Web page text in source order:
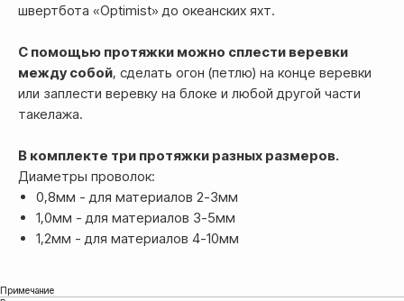
швертбота «Optimist» до океанских яхт.
С помощью протяжки можно сплести веревки
между собой, сделать огон (петлю) на конце веревки
или заплести веревку на блоке и любой другой части
такелажа.
В комплекте три протяжки разных размеров.
Диаметры проволок:
0,8мм - для материалов 2-3мм
1,0мм - для материалов 3-5мм
1,2мм - для материалов 4-10мм
Примечание
Оплата